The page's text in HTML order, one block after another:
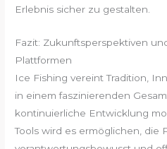
Erlebnis sicher zu gestalten.
Fazit: Zukunftsperspektiven
Plattformen
Ice Fishing vereint Tradition,
in einem faszinierenden
kontinuierliche Entwicklung
Tools wird es ermöglichen, die